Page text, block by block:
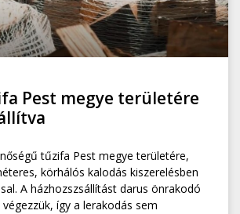
Pest megye területére
tűzifa Pest megye területére,
körhálós kalodás kiszerelésben
A házhozszsállítást darus önrakodó
így a lerakodás sem